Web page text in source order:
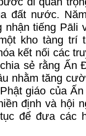
đất nước.
nhận tiếng Pāli
kho tàng trí
kết nối các
sẻ rằng Ấn
nhằm tăng
giáo của
định và hội
để đưa các